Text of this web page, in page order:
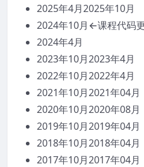
2025年4月2025年10月
2024年10月←课程代码
2024年4月
2023年10月2023年4月
2022年10月2022年4月
2021年10月2021年04月
2020年10月2020年08月
2019年10月2019年04月
2018年10月2018年04月
2017年10月2017年04月